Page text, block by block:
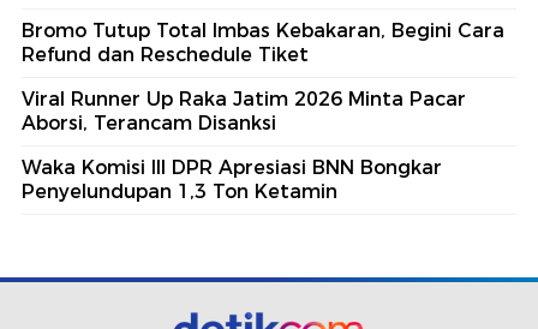
Bromo Tutup Total Imbas Kebakaran, Begini Cara
Refund dan Reschedule Tiket
Viral Runner Up Raka Jatim 2026 Minta Pacar
Aborsi, Terancam Disanksi
Waka Komisi III DPR Apresiasi BNN Bongkar
Penyelundupan 1,3 Ton Ketamin